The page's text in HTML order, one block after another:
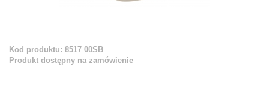
Kod produktu: 8517 00SB
Produkt dostępny na zamówienie